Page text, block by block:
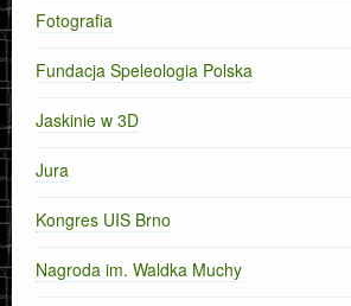
Fotografia
Fundacja Speleologia Polska
Jaskinie w 3D
Jura
Kongres UIS Brno
Nagroda im. Waldka Muchy